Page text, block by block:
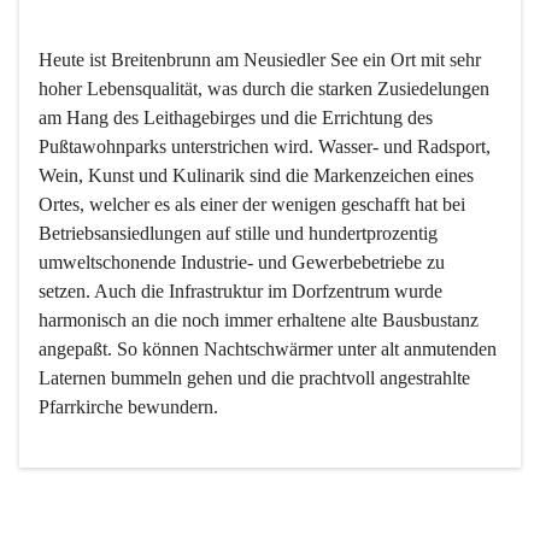
Heute ist Breitenbrunn am Neusiedler See ein Ort mit sehr
hoher Lebensqualität, was durch die starken Zusiedelungen
am Hang des Leithagebirges und die Errichtung des
Pußtawohnparks unterstrichen wird. Wasser- und Radsport,
Wein, Kunst und Kulinarik sind die Markenzeichen eines
Ortes, welcher es als einer der wenigen geschafft hat bei
Betriebsansiedlungen auf stille und hundertprozentig
umweltschonende Industrie- und Gewerbebetriebe zu
setzen. Auch die Infrastruktur im Dorfzentrum wurde
harmonisch an die noch immer erhaltene alte Bausbustanz
angepaßt. So können Nachtschwärmer unter alt anmutenden
Laternen bummeln gehen und die prachtvoll angestrahlte
Pfarrkirche bewundern.
Der Weinbau dominert heute nicht mehr, ist aber integrativer